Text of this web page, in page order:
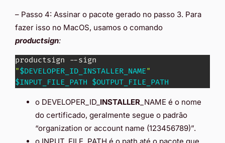
– Passo 4: Assinar o pacote gerado no passo 3. Para
fazer isso no MacOS, usamos o comando
productsign:
"$DEVELOPER_ID_INSTALLER_NAME"
$INPUT_FILE_PATH $OUTPUT_FILE_PATH
o DEVELOPER_ID_ INSTALLER _NAME é o nome
do certificado, geralmente segue o padrão
“organization or account name (123456789)”.